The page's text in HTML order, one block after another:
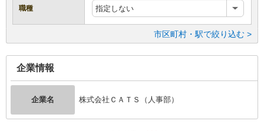
職種 指定しない
市区町村・駅で絞り込む >
企業情報
企業名 株式会社ＣＡＴＳ（人事部）